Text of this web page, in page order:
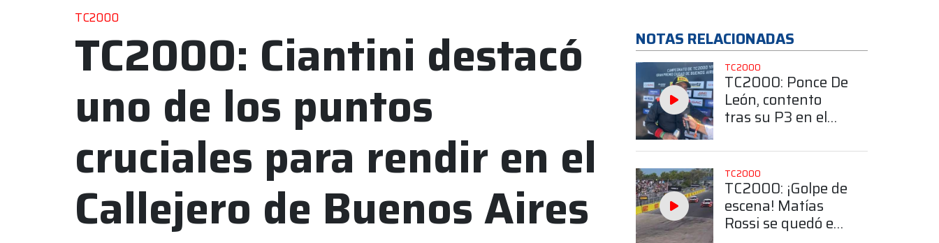
TC2000
TC2000: Ciantini destacó
uno de los puntos
cruciales para rendir en el
Callejero de Buenos Aires
NOTAS RELACIONADAS
TC2000
TC2000: Ponce De
León, contento
tras su P3 en el
Buenos Aires: "Un
podio para mí es
bueno"
TC2000
TC2000: ¡Golpe de
escena! Matías
Rossi se quedó en